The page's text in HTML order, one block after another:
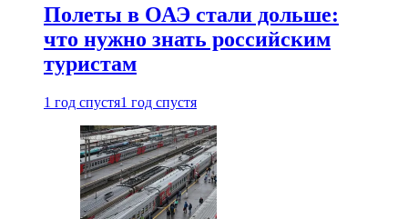
Полеты в ОАЭ стали дольше:
что нужно знать российским
туристам
1 год спустя1 год спустя